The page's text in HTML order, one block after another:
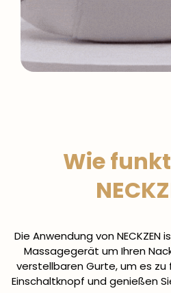
Wie
Die Anwendung von NECKZEN
Massagegerät um Ihren
verstellbaren Gurte, um es zu
Einschaltknopf und genießen